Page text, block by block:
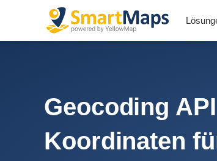
Geocoding
Koordinaten